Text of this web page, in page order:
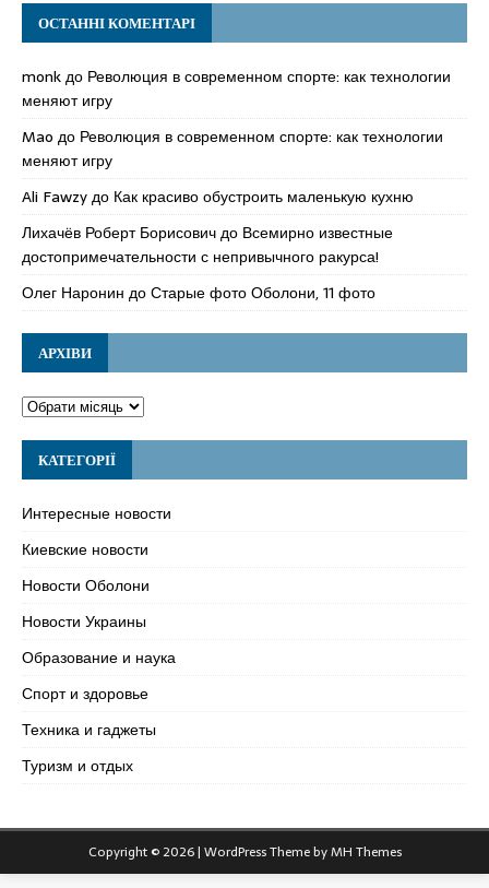
ОСТАННІ КОМЕНТАРІ
monkдо Революция в современном спорте: как технологии
меняют игру
Mao до Революция в современном спорте: как технологии
меняют игру
Ali Fawzyдо Как красиво обустроить маленькую кухню
Лихачёв Роберт Борисовичдо Всемирно известные
достопримечательности с непривычного ракурса!
Олег Наронин доСтарые фото Оболони, 11 фото
АРХІВИ
КАТЕГОРІЇ
Интересные новости
Киевские новости
Новости Оболони
Новости Украины
Образование и наука
Спорт и здоровье
Техника и гаджеты
Туризм и отдых
Copyright © 2026 | WordPress Theme byMH Themes